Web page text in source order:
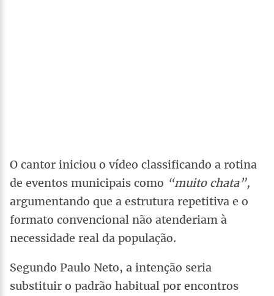
O cantor iniciou o vídeo classificando a rotina
de eventos municipais como “muito chata”,
argumentando que a estrutura repetitiva e o
formato convencional não atenderiam à
necessidade real da população.
Segundo Paulo Neto, a intenção seria
substituir o padrão habitual por encontros